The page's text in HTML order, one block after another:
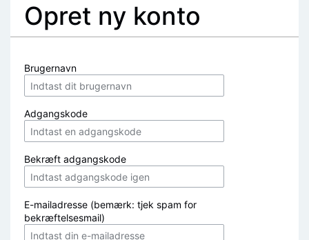
Opret ny konto
Brugernavn
Adgangskode
Bekræft adgangskode
E-mailadresse (bemærk: tjek spam for
bekræftelsesmail)